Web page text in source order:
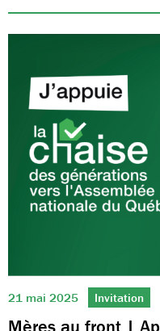
21 mai 2025 Invitation
Mères au front |